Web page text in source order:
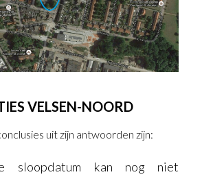
VELSEN-NOORD
uit zijn antwoorden zijn:
sloopdatum kan nog niet